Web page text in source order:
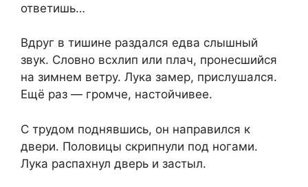
ответишь…
Вдруг в тишине раздался едва слышный
звук. Словно всхлип или плач, пронесшийся
на зимнем ветру. Лука замер, прислушался.
Ещё раз — громче, настойчивее.
С трудом поднявшись, он направился к
двери. Половицы скрипнули под ногами.
Лука распахнул дверь и застыл.